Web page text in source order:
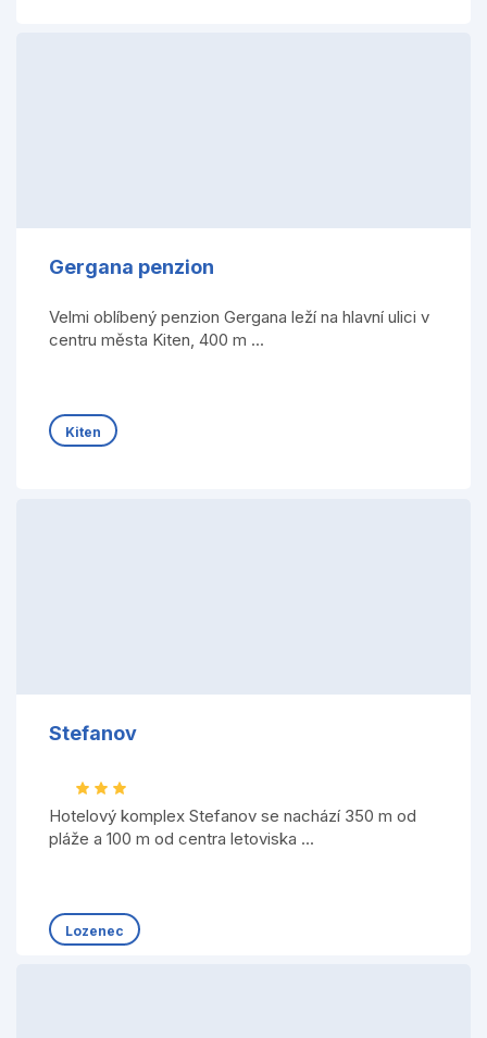
Gergana penzion
Velmi oblíbený penzion Gergana leží na hlavní ulici v
centru města Kiten, 400 m ...
Kiten
Stefanov
Hotelový komplex Stefanov se nachází 350 m od
pláže a 100 m od centra letoviska ...
Lozenec